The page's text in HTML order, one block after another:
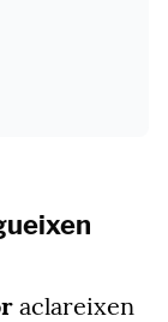
aclareixen